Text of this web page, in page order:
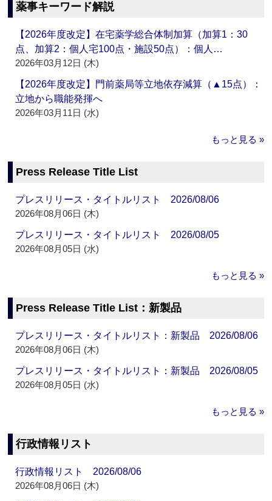
薬事キーワード解説
【2026年度改定】在宅薬学総合体制加算（加算1：30
点、加算2：個人宅100点・施設50点）：個人…
2026年03月12日 (木)
【2026年度改定】門前薬局等立地依存減算（▲15点）：
立地から職能発揮へ
2026年03月11日 (水)
もっと見る »
Press Release Title List
プレスリリース・タイトルリスト 2026/08/06
2026年08月06日 (木)
プレスリリース・タイトルリスト 2026/08/05
2026年08月05日 (水)
もっと見る »
Press Release Title List：新製品
プレスリリース・タイトルリスト：新製品 2026/08/06
2026年08月06日 (木)
プレスリリース・タイトルリスト：新製品 2026/08/05
2026年08月05日 (水)
もっと見る »
行政情報リスト
行政情報リスト 2026/08/06
2026年08月06日 (木)